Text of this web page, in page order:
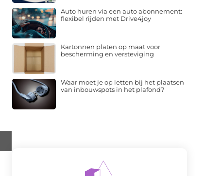
Auto huren via een auto abonnement:
flexibel rijden met Drive4joy
Kartonnen platen op maat voor
bescherming en versteviging
Waar moet je op letten bij het plaatsen
van inbouwspots in het plafond?